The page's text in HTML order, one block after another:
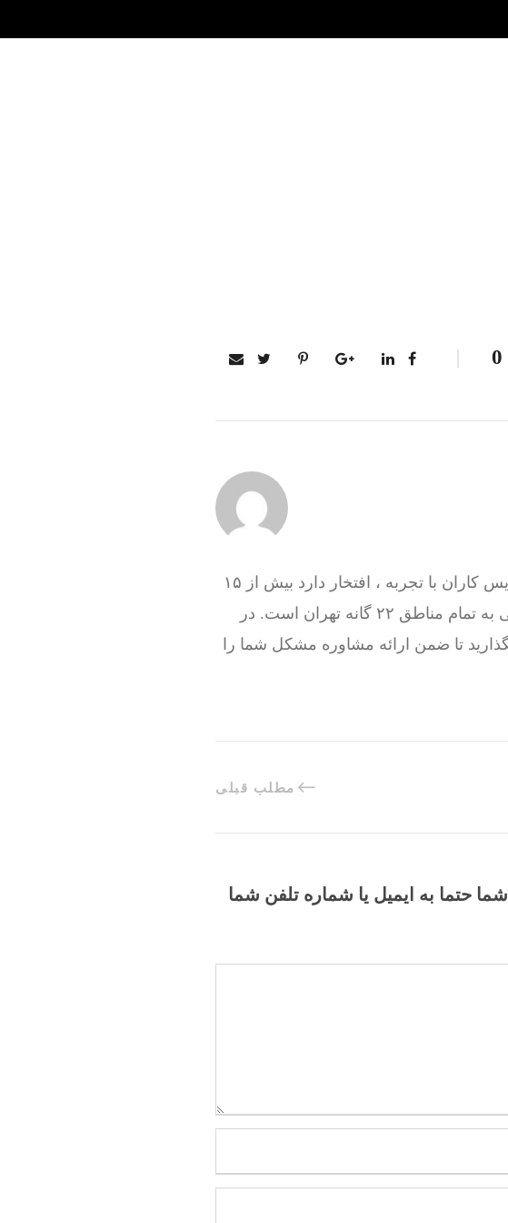
0
گروه فنی تعمیرات تاسیسات ما با به‌ کارگیری تکنسین های حرفه ای و سرویس کاران با تجربه ، افتخار دارد بیش از ۱۵
سال در کنار شما همشهریان تهرانی باشد و هم اکنون نیز آماده خدمت رسانی به تمام مناطق ۲۲ گانه تهران است. در
تا ضمن ارائه مشاوره مشکل شما را
مطلب قبلی
حتما به ایمیل یا شماره تلفن شما